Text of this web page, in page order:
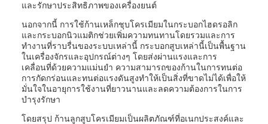
และรักษาประสิทธิภาพของเครื่องยนต์
นอกจากนี้ การใช้ก้านเหล็กชุบโครเมียมในกระบอกไฮดรอลิก
และกระบอกนิวแมติกช่วยเพิ่มความทนทานโดยรวมและการ
ทำงานที่ราบรื่นของระบบเหล่านี้ กระบอกสูบเหล่านี้เป็นพื้นฐาน
ในเครื่องจักรและอุปกรณ์ต่างๆ โดยส่งผ่านแรงและการ
เคลื่อนที่ด้วยความแม่นยำ ความสามารถของก้านในการทนต่อ
การกัดกร่อนและทนต่อแรงดันสูงทำให้เป็นสิ่งที่ขาดไม่ได้เพื่อให้
มั่นใจในอายุการใช้งานที่ยาวนานและลดความต้องการในการ
บำรุงรักษา
โดยสรุป ก้านลูกสูบโครเมียมเป็นผลิตภัณฑ์ที่อเนกประสงค์และ